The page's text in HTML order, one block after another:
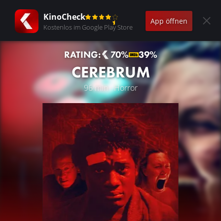
KinoCheck
Kostenlos im Google Play Store
App öffnen
RATING: 70% 39%
CEREBRUM
96 min · Horror